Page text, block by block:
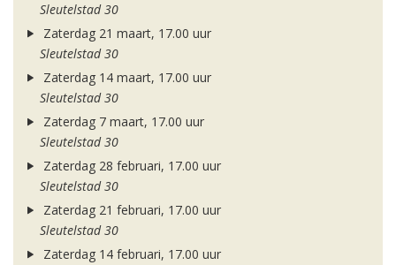
Sleutelstad 30
Zaterdag 21 maart, 17.00 uur
Sleutelstad 30
Zaterdag 14 maart, 17.00 uur
Sleutelstad 30
Zaterdag 7 maart, 17.00 uur
Sleutelstad 30
Zaterdag 28 februari, 17.00 uur
Sleutelstad 30
Zaterdag 21 februari, 17.00 uur
Sleutelstad 30
Zaterdag 14 februari, 17.00 uur